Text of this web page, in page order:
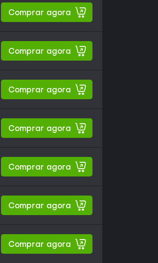
Comprar agora
Comprar agora
Comprar agora
Comprar agora
Comprar agora
Comprar agora
Comprar agora